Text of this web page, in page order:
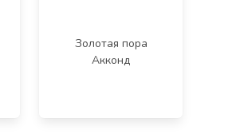
Золотая пора
Акконд